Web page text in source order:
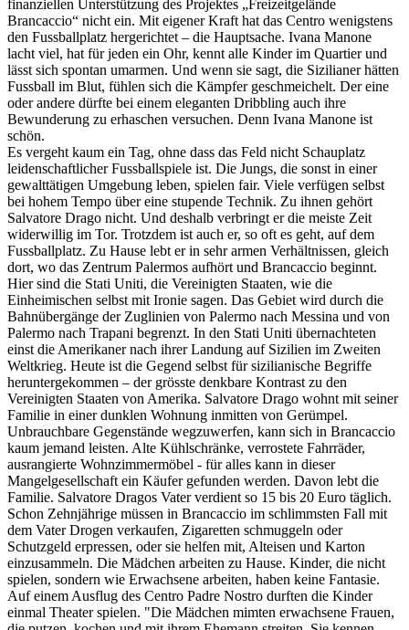
finanziellen Unterstützung des Projektes „Freizeitgelände
Brancaccio“ nicht ein. Mit eigener Kraft hat das Centro wenigstens
den Fussballplatz hergerichtet – die Hauptsache. Ivana Manone
lacht viel, hat für jeden ein Ohr, kennt alle Kinder im Quartier und
lässt sich spontan umarmen. Und wenn sie sagt, die Sizilianer hätten
Fussball im Blut, fühlen sich die Kämpfer geschmeichelt. Der eine
oder andere dürfte bei einem eleganten Dribbling auch ihre
Bewunderung zu erhaschen versuchen. Denn Ivana Manone ist
schön.
Es vergeht kaum ein Tag, ohne dass das Feld nicht Schauplatz
leidenschaftlicher Fussballspiele ist. Die Jungs, die sonst in einer
gewalttätigen Umgebung leben, spielen fair. Viele verfügen selbst
bei hohem Tempo über eine stupende Technik. Zu ihnen gehört
Salvatore Drago nicht. Und deshalb verbringt er die meiste Zeit
widerwillig im Tor. Trotzdem ist auch er, so oft es geht, auf dem
Fussballplatz. Zu Hause lebt er in sehr armen Verhältnissen, gleich
dort, wo das Zentrum Palermos aufhört und Brancaccio beginnt.
Hier sind die Stati Uniti, die Vereinigten Staaten, wie die
Einheimischen selbst mit Ironie sagen. Das Gebiet wird durch die
Bahnübergänge der Zuglinien von Palermo nach Messina und von
Palermo nach Trapani begrenzt. In den Stati Uniti übernachteten
einst die Amerikaner nach ihrer Landung auf Sizilien im Zweiten
Weltkrieg. Heute ist die Gegend selbst für sizilianische Begriffe
heruntergekommen – der grösste denkbare Kontrast zu den
Vereinigten Staaten von Amerika. Salvatore Drago wohnt mit seiner
Familie in einer dunklen Wohnung inmitten von Gerümpel.
Unbrauchbare Gegenstände wegzuwerfen, kann sich in Brancaccio
kaum jemand leisten. Alte Kühlschränke, verrostete Fahrräder,
ausrangierte Wohnzimmermöbel - für alles kann in dieser
Mangelgesellschaft ein Käufer gefunden werden. Davon lebt die
Familie. Salvatore Dragos Vater verdient so 15 bis 20 Euro täglich.
Schon Zehnjährige müssen in Brancaccio im schlimmsten Fall mit
dem Vater Drogen verkaufen, Zigaretten schmuggeln oder
Schutzgeld erpressen, oder sie helfen mit, Alteisen und Karton
einzusammeln. Die Mädchen arbeiten zu Hause. Kinder, die nicht
spielen, sondern wie Erwachsene arbeiten, haben keine Fantasie.
Auf einem Ausflug des Centro Padre Nostro durften die Kinder
einmal Theater spielen. "Die Mädchen mimten erwachsene Frauen,